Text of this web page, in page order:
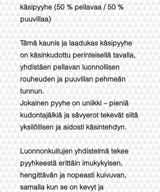
käsipyyhe (50 % pellavaa / 50 %
puuvillaa)
Tämä kaunis ja laadukas käsipyyhe
on käsinkudottu perinteisellä tavalla,
yhdistäen pellavan luonnollisen
rouheuden ja puuvillan pehmeän
tunnun.
Jokainen pyyhe on uniikki – pieniä
kudontajälkiä ja sävyerot tekevät siitä
yksilöllisen ja aidosti käsintehdyn.
Luonnonkuitujen yhdistelmä tekee
pyyhkeestä erittäin imukykyisen,
hengittävän ja nopeasti kuivuvan,
samalla kun se on kevyt ja